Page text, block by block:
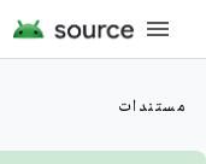
مستندات